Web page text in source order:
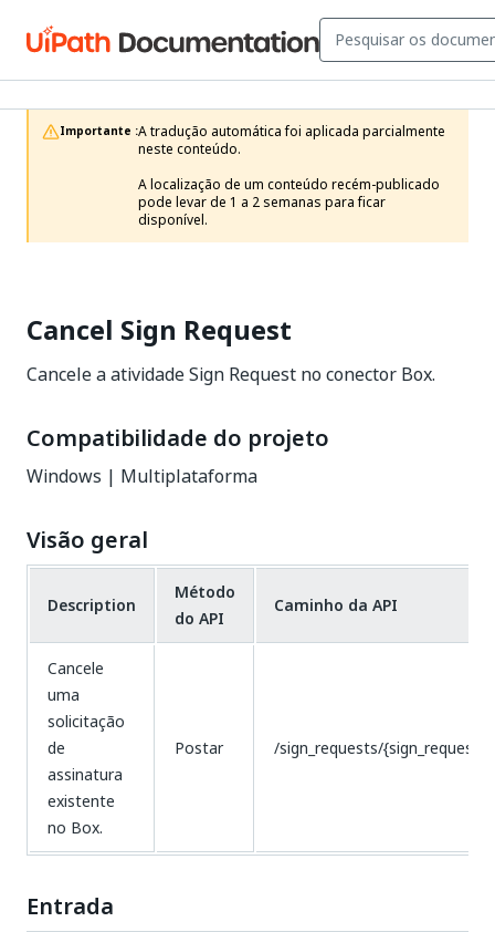
Importante :A tradução automática foi aplicada parcialmente
neste conteúdo.
A localização de um conteúdo recém-publicado
pode levar de 1 a 2 semanas para ficar
disponível.
Cancel Sign Request
Cancele a atividade Sign Request no conector Box.
Compatibilidade do projeto
Windows | Multiplataforma
Visão geral
Description
Método
do API
Caminho da API
Cancele
uma
solicitação
de
assinatura
existente
no Box.
Postar /sign_requests/
Entrada